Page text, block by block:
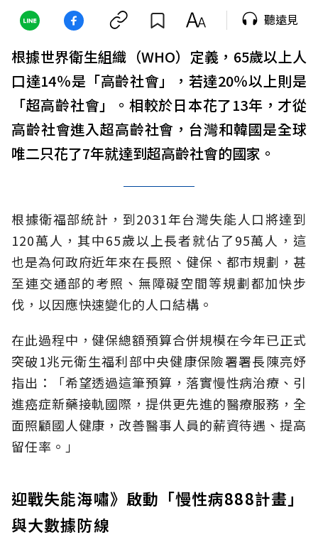
聽遠見
根據世界衛生組織（WHO）定義，65歲以上人
口達14％是「高齡社會」，若達20％以上則是
「超高齡社會」。相較於日本花了13年，才從
高齡社會進入超高齡社會，台灣和韓國是全球
唯二只花了7年就達到超高齡社會的國家。
根據衛福部統計，到2031年台灣失能人口將達到
120萬人，其中65歲以上長者就佔了95萬人，這
也是為何政府近年來在長照、健保、都市規劃，甚
至連交通部的考照、無障礙空間等規劃都加快步
伐，以因應快速變化的人口結構。
在此過程中，健保總額預算合併規模在今年已正式
突破1兆元衛生福利部中央健康保險署署長陳亮妤
指出：「希望透過這筆預算，落實慢性病治療、引
進癌症新藥接軌國際，提供更先進的醫療服務，全
面照顧國人健康，改善醫事人員的薪資待遇、提高
留任率。」
迎戰失能海嘯》啟動「慢性病888計畫」
與大數據防線